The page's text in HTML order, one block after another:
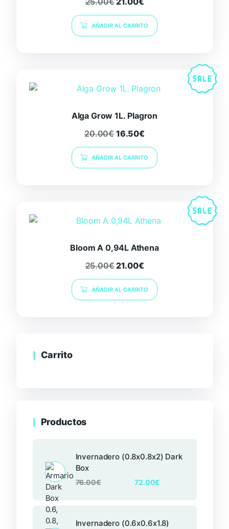
AÑADIR AL CARRITO
Alga Grow 1L. Plagron
20.00€ 16.50€
AÑADIR AL CARRITO
Bloom A 0,94L Athena
25.00€21.00€
AÑADIR AL CARRITO
Carrito
Productos
Invernadero (0.8x0.8x2) Dark
Box
76.00€ 72.00€
Invernadero (0.6x0.6x1.8)